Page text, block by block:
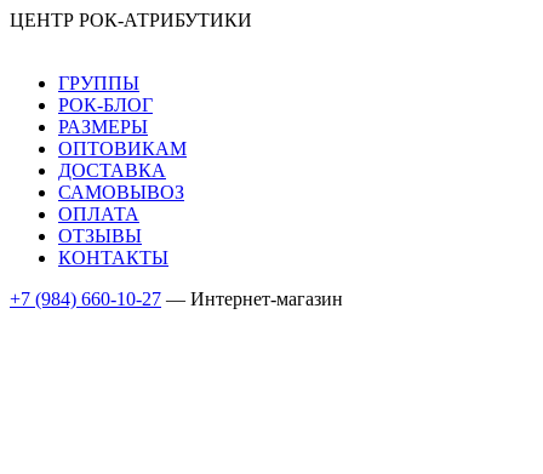
ЦЕНТР РОК-АТРИБУТИКИ
ГРУППЫ
РОК-БЛОГ
РАЗМЕРЫ
ОПТОВИКАМ
ДОСТАВКА
САМОВЫВОЗ
ОПЛАТА
ОТЗЫВЫ
КОНТАКТЫ
+7 (984) 660-10-27 — Интернет-магазин